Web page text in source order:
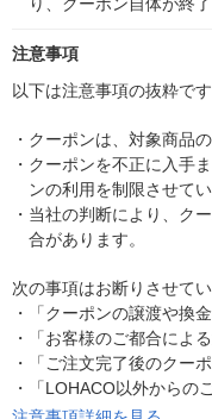
注意事項
以下は注意事項の抜粋で
・ クーポンは、対象商品
・ クーポンを不正に入手
ンの利用を制限させて
・ 当社の判断により、ク
合があります。
次の事項はお断りさせてい
・
「クーポンの譲渡や換金
・
「お客様のご都合によ
・
「ご注文完了後のクー
・
「LOHACO以外からの